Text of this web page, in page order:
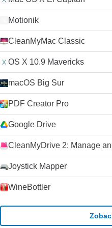
Motionik
CleanMyMac Classic
OS X 10.9 Mavericks
macOS Big Sur
PDF Creator Pro
Google Drive
CleanMyDrive 2: Manage
Joystick Mapper
WineBottler